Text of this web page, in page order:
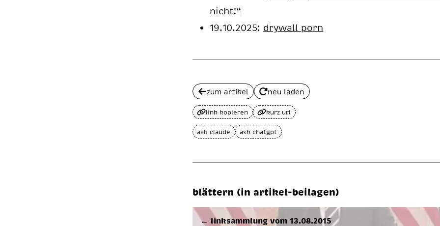
nicht!“
19.10.2025: drywall porn
zum artikel neu laden
link kopieren kurz url
ask claude ask chatgpt
blättern (in artikel-beilagen)
← linksammlung vom 13.08.2015